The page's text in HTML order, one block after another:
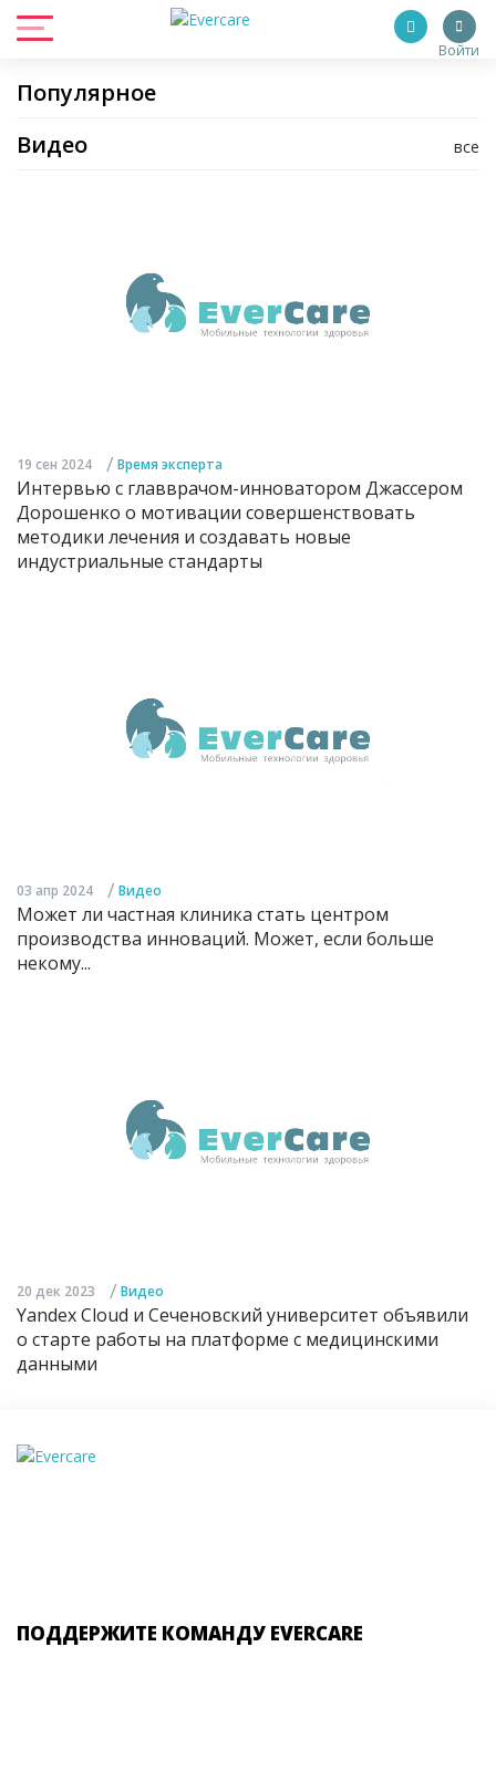
Войти
Популярное
все
Видео
19 сен 2024 / Время эксперта
Интервью с главврачом-инноватором Джассером
Дорошенко о мотивации совершенствовать
методики лечения и создавать новые
индустриальные стандарты
03 апр 2024 / Видео
Может ли частная клиника стать центром
производства инноваций. Может, если больше
некому...
20 дек 2023 / Видео
Yandex Cloud и Сеченовский университет объявили
о старте работы на платформе с медицинскими
данными
ПОДДЕРЖИТЕ КОМАНДУ EVERCARE